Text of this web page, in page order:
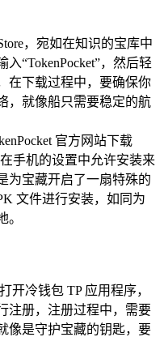
，宛如在知识的宝库中
“TokenPocket”，然后轻
在下载过程中，要确保你
，就像船只需要稳定的航
官方网站下载
手机的设置中允许安装来
为宝藏开启了一扇特殊的
文件进行安装，如同为
。
开冷钱包 TP 应用程序，
注册，注册过程中，需要
像是守护宝藏的钥匙，要